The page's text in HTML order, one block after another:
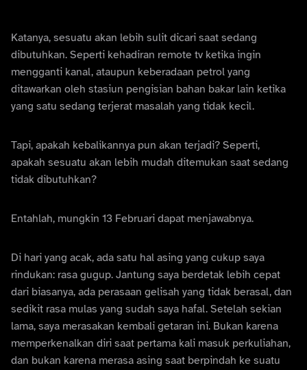
Katanya, sesuatu akan lebih sulit dicari saat sedang
dibutuhkan. Seperti kehadiran remote tv ketika ingin
mengganti kanal, ataupun keberadaan petrol yang
ditawarkan oleh stasiun pengisian bahan bakar lain ketika
yang satu sedang terjerat masalah yang tidak kecil.
Tapi, apakah kebalikannya pun akan terjadi? Seperti,
apakah sesuatu akan lebih mudah ditemukan saat sedang
tidak dibutuhkan?
Entahlah, mungkin 13 Februari dapat menjawabnya.
Di hari yang acak, ada satu hal asing yang cukup saya
rindukan: rasa gugup. Jantung saya berdetak lebih cepat
dari biasanya, ada perasaan gelisah yang tidak berasal, dan
sedikit rasa mulas yang sudah saya hafal. Setelah sekian
lama, saya merasakan kembali getaran ini. Bukan karena
memperkenalkan diri saat pertama kali masuk perkuliahan,
dan bukan karena merasa asing saat berpindah ke suatu